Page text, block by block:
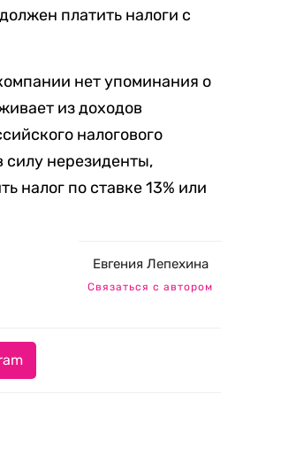
платить налоги с
нет упоминания о
из доходов
налогового
силу нерезиденты,
налог по ставке 13% или
Евгения Лепехина
Связаться с автором